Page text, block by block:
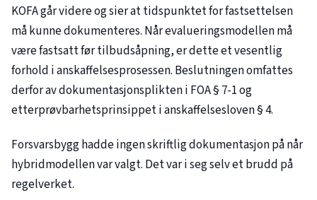
KOFA går videre og sier at tidspunktet for fastsettelsen
må kunne dokumenteres. Når evalueringsmodellen må
være fastsatt før tilbudsåpning, er dette et vesentlig
forhold i anskaffelsesprosessen. Beslutningen omfattes
derfor av dokumentasjonsplikten i FOA § 7-1 og
etterprøvbarhetsprinsippet i anskaffelsesloven § 4.
Forsvarsbygg hadde ingen skriftlig dokumentasjon på når
hybridmodellen var valgt. Det var i seg selv et brudd på
regelverket.